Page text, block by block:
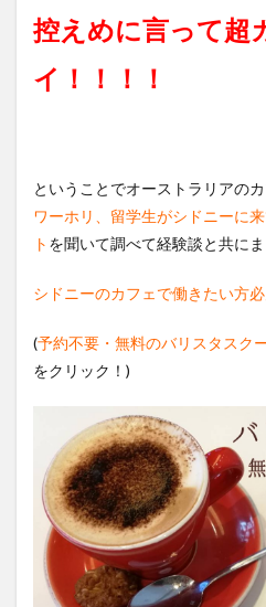
控えめに言って超
イ！！！！
ということでオーストラリアの
ワーホリ、留学生がシドニーに
ト を聞いて調べて経験談と共にま
シドニーのカフェで働きたい方必
(予約不要・無料のバリスタスク
をクリック！)